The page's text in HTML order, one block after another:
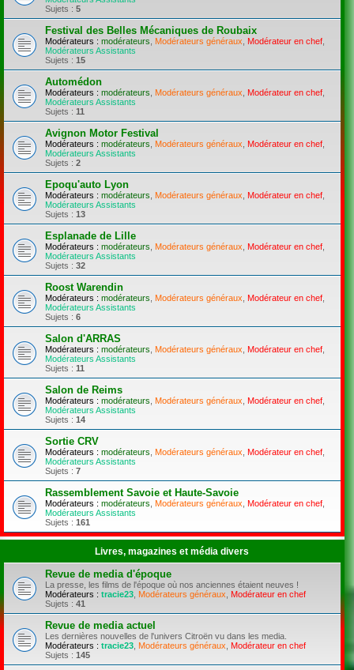
Sujets : 5
Festival des Belles Mécaniques de Roubaix
Modérateurs : modérateurs Modérateurs généraux Modérateur en chef
Modérateurs Assistants
Sujets : 15
Automédon
Modérateurs : modérateurs Modérateurs généraux Modérateur en chef
Modérateurs Assistants
Sujets : 11
Avignon Motor Festival
Modérateurs : modérateurs Modérateurs généraux Modérateur en chef
Modérateurs Assistants
Sujets : 2
Epoqu'auto Lyon
Modérateurs : modérateurs Modérateurs généraux Modérateur en chef
Modérateurs Assistants
Sujets : 13
Esplanade de Lille
Modérateurs : modérateurs Modérateurs généraux Modérateur en chef
Modérateurs Assistants
Sujets : 32
Roost Warendin
Modérateurs : modérateurs Modérateurs généraux Modérateur en chef
Modérateurs Assistants
Sujets : 6
Salon d'ARRAS
Modérateurs : modérateurs Modérateurs généraux Modérateur en chef
Modérateurs Assistants
Sujets : 11
Salon de Reims
Modérateurs : modérateurs Modérateurs généraux Modérateur en chef
Modérateurs Assistants
Sujets : 14
Sortie CRV
Modérateurs : modérateurs Modérateurs généraux Modérateur en chef
Modérateurs Assistants
Sujets : 7
Rassemblement Savoie et Haute-Savoie
Modérateurs : modérateurs Modérateurs généraux Modérateur en chef
Modérateurs Assistants
Sujets : 161
Livres, magazines et média divers
Revue de media d'époque
La presse, les films de l'époque où nos anciennes étaient neuves !
Modérateurs : tracie23 Modérateurs généraux
Modérateur en chef
Sujets : 41
Revue de media actuel
Les dernières nouvelles de l'univers Citroën vu dans les media.
Modérateurs : tracie23 Modérateurs généraux
Modérateur en chef
Sujets : 145